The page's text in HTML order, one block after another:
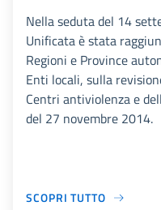
Nella seduta del 14
Unificata è stata
Regioni e Province
Enti locali, sulla
Centri antiviolenza e
del 27 novembre 2014.
SCOPRI TUTTO